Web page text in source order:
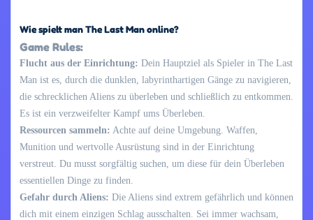
Wie spielt man The Last Man online?
Game Rules:
Flucht aus der Einrichtung: Dein Hauptziel als Spieler in The Last
Man ist es, durch die dunklen, labyrinthartigen Gänge zu navigieren,
die schrecklichen Aliens zu überleben und schließlich zu entkommen.
Es ist ein verzweifelter Kampf ums Überleben.
Ressourcen sammeln: Achte auf deine Umgebung. Waffen,
Munition und wertvolle Ausrüstung sind in der Einrichtung
verstreut. Du musst sorgfältig suchen, um diese für dein Überleben
essentiellen Dinge zu finden.
Gefahr durch Aliens: Die Aliens sind extrem gefährlich und können
dich mit einem einzigen Schlag ausschalten. Sei immer wachsam,